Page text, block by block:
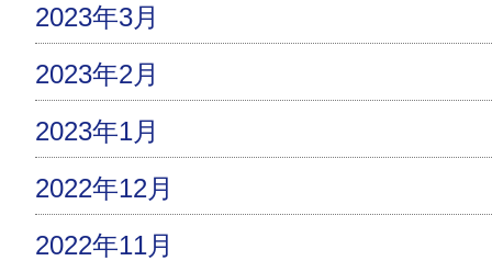
2023年3月
2023年2月
2023年1月
2022年12月
2022年11月